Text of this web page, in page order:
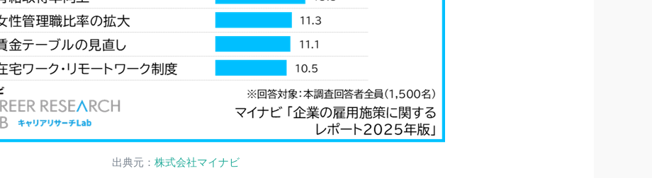
出典元： 株式会社マイナビ